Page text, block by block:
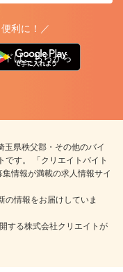
利に！／
ドはこちらから
玉県秩父郡・その他のバイ
です。 「クリエイトバイト
情報が満載の求人情報サイ
の情報をお届けしていま
する株式会社クリエイトが